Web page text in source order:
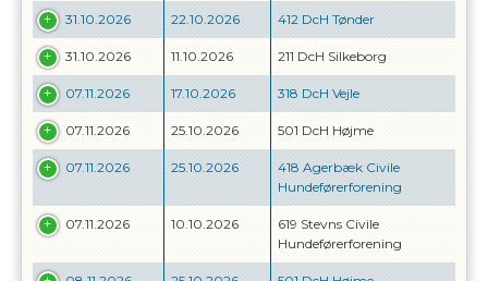
31.10.2026 22.10.2026 412 DcH Tønder
31.10.2026 11.10.2026 211 DcH Silkeborg
07.11.2026 17.10.2026 318 DcH Vejle
07.11.2026 25.10.2026 501 DcH Højme
07.11.2026 25.10.2026
418 Agerbæk Civile
Hundeførerforening
07.11.2026 10.10.2026
619 Stevns Civile
Hundeførerforening